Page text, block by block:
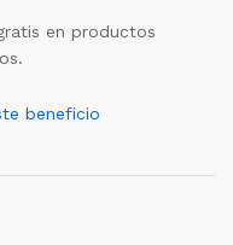
en productos
beneficio